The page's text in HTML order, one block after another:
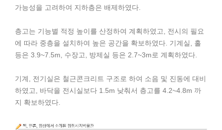
가능성을 고려하여 지하층은 배제하였다.
층고는 기능별 적정 높이를 산정하여 계획하였고, 전시의 필요
에 따라 중층을 설치하여 높은 공간을 확보하였다. 기계실, 홀
등은 3.9~7.5m, 수장고, 방제실 등은 2.7~3m로 계획하였다.
기계, 전기실은 철근콘크리트 구조로 하여 소음 및 진동에 대비
하였고, 바닥을 전시실보다 1.5m 낮춰서 층고를 4.2~4.8m 까
지 확보하였다.